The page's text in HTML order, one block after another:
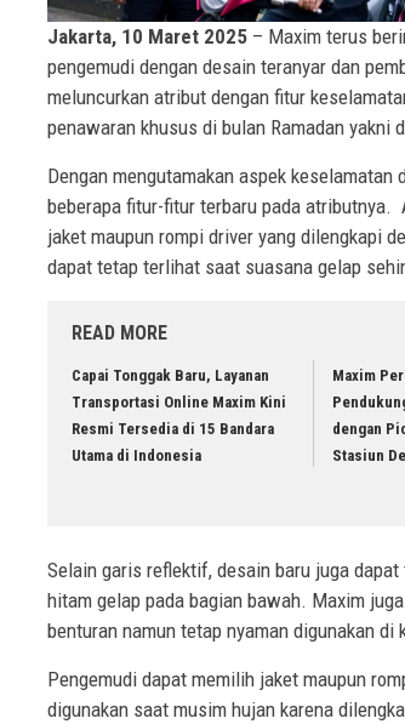
Jakarta, 10 Maret 2025 – Maxim terus
pengemudi dengan desain teranyar dan
meluncurkan atribut dengan fitur
penawaran khusus di bulan Ramadan yakni
Dengan mengutamakan aspek keselamatan
beberapa fitur-fitur terbaru pada atributnya.
jaket maupun rompi driver yang dilengkapi
dapat tetap terlihat saat suasana gelap
READ MORE
Capai Tonggak Baru, Layanan
Transportasi Online Maxim Kini
Resmi Tersedia di 15 Bandara
Utama di Indonesia
Maxim
dengan
Stasiun
Selain garis reflektif, desain baru juga
hitam gelap pada bagian bawah. Maxim
benturan namun tetap nyaman digunakan di
Pengemudi dapat memilih jaket maupun
digunakan saat musim hujan karena